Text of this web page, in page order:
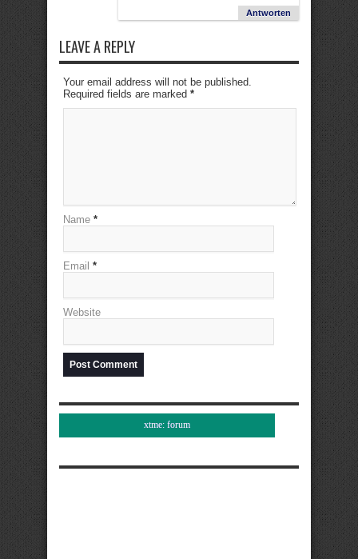
Antworten
LEAVE A REPLY
Your email address will not be published.
Required fields are marked *
Name *
Email *
Website
xtme: forum